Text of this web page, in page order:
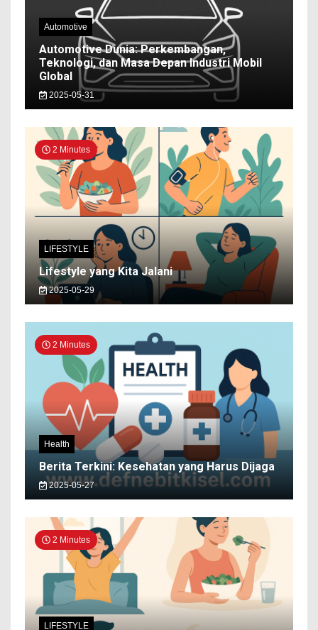
Automotive
Automotive Dunia: Perkembangan,
Teknologi, dan Masa Depan Industri Mobil
Global
2025-05-31
2 Minutes
LIFESTYLE
Lifestyle yang Kita Jalani
2025-05-29
2 Minutes
Health
Berita Terkini: Kesehatan yang Harus Dijaga
2025-05-27
2 Minutes
LIFESTYLE